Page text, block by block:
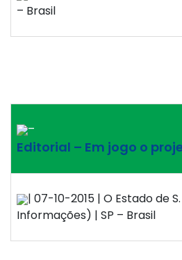
– Brasil
–
Editorial – Em jogo o
| 07-10-2015 | O Estado de
Informações) | SP – Brasil